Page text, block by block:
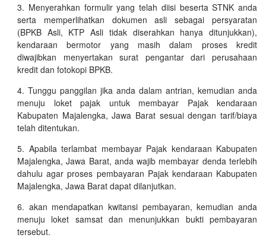
Menyerahkan formulir yang telah diisi beserta STNK anda
serta memperlihatkan dokumen asli sebagai persyaratan
(BPKB Asli, KTP Asli tidak diserahkan hanya ditunjukkan),
kendaraan bermotor yang masih dalam proses kredit
diwajibkan menyertakan surat pengantar dari perusahaan
kredit dan fotokopi BPKB.
Tunggu panggilan jika anda dalam antrian, kemudian anda
menuju loket pajak untuk membayar Pajak kendaraan
Kabupaten Majalengka, Jawa Barat sesuai dengan tarif/biaya
telah ditentukan.
Apabila terlambat membayar Pajak kendaraan Kabupaten
Majalengka, Jawa Barat, anda wajib membayar denda terlebih
dahulu agar proses pembayaran Pajak kendaraan Kabupaten
Majalengka, Jawa Barat dapat dilanjutkan.
akan mendapatkan kwitansi pembayaran, kemudian anda
menuju loket samsat dan menunjukkan bukti pembayaran
tersebut.